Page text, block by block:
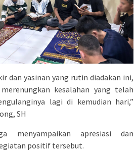
dan yasinan yang rutin diadakan ini,
kesalahan yang telah
lagi di kemudian hari,”
SH
menyampaikan apresiasi dan
positif tersebut.